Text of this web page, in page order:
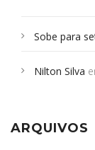
Sobe para
Nilton Silva
ARQUIVOS